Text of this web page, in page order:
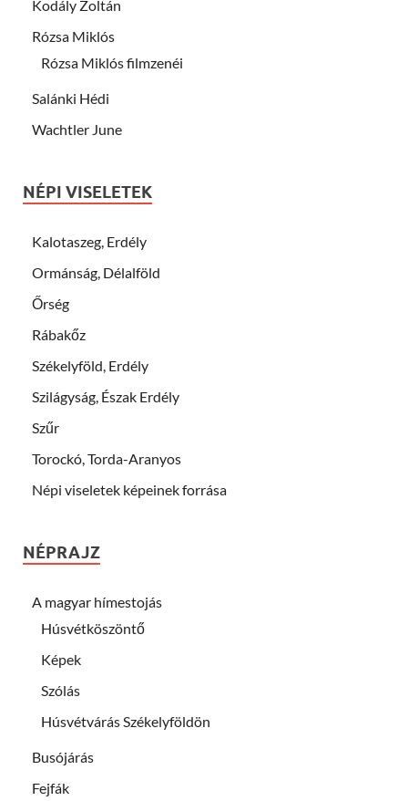
Kodály Zoltán
Rózsa Miklós
Rózsa Miklós filmzenéi
Salánki Hédi
Wachtler June
NÉPI VISELETEK
Kalotaszeg, Erdély
Ormánság, Délalföld
Őrség
Rábakőz
Székelyföld, Erdély
Szilágyság, Észak Erdély
Szűr
Torockó, Torda-Aranyos
Népi viseletek képeinek forrása
NÉPRAJZ
A magyar hímestojás
Húsvétköszöntő
Képek
Szólás
Húsvétvárás Székelyföldön
Busójárás
Fejfák